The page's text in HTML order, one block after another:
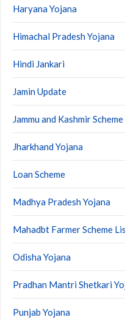
Haryana Yojana
Himachal Pradesh Yojana
Hindi Jankari
Jamin Update
Jammu and Kashmir Scheme
Jharkhand Yojana
Loan Scheme
Madhya Pradesh Yojana
Mahadbt Farmer Scheme
Odisha Yojana
Pradhan Mantri Shetkari
Punjab Yojana